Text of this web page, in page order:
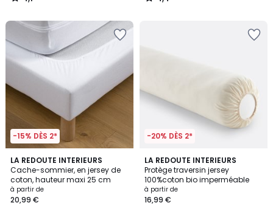
/
/
-15% DÈS 2*
LA REDOUTE INTERIEURS
Cache-sommier, en jersey de
coton, hauteur maxi 25 cm
à partir de
20,99 €
4
/
5
5
Couleurs
-20% DÈS 2*
LA REDOUTE INTERIEURS
Protège traversin jersey
100%coton bio imperméable
à partir de
16,99 €
4,2
/ 5